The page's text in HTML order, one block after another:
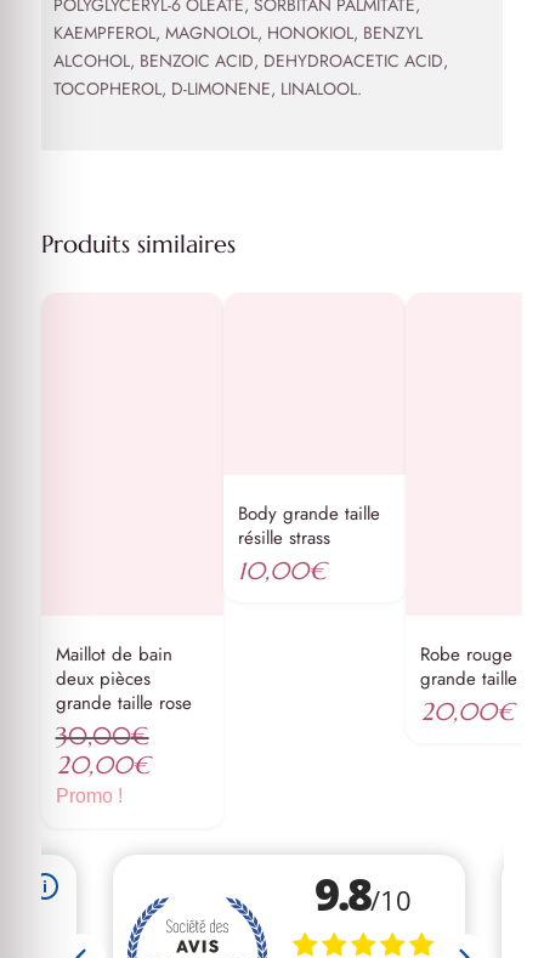
KAEMPFEROL, MAGNOLOL, HONOKIOL, BENZYL
ALCOHOL, BENZOIC ACID, DEHYDROACETIC ACID,
TOCOPHEROL, D-LIMONENE, LINALOOL.
Produits similaires
Maillot de bain
deux pièces
grande taille rose
30,00€
Le
prix
30,00€.
20,00€
Le
est :
20,00€.
Promo !
Body grande taille
résille strass
10,00€
Robe rouge
grande taille
20,00€